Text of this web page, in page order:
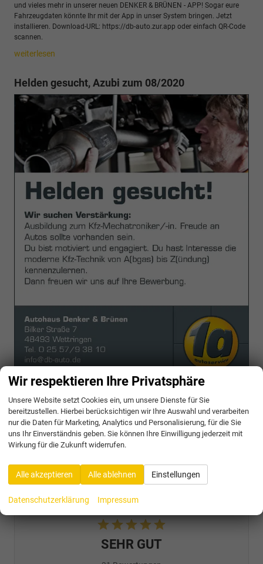
und vieles mehr in unserer neuen DENKER & BRÜNEN - APP! Sogar eure
Fahrzeugdaten könnte Ihr mit der App in unser System bringen. Jetzt
installieren. Download-URL: https://db-auto.zur.app oder einfach QR-Code
scannen.
weiterlesen
Helden gesucht, Azubi zum 08/2020
25.6.2020
Wir suchen auch in diesem Jahr einen Azubi der Freude am Automobil
hat. Solltest du motiviert und engagiert sein, bring uns deine Bewerbung.
weiterlesen
4,9
SEHR GUT
Wir respektieren Ihre Privatsphäre
Unsere Website setzt Cookies ein, um unsere Dienste für Sie
bereitzustellen. Hierbei berücksichtigen wir Ihre Auswahl und verarbeiten
nur die Daten für Marketing, Analytics und Personalisierung, für die Sie
uns Ihr Einverständnis geben. Sie können Ihre Einwilligung jederzeit mit
Wirkung für die Zukunft widerrufen.
Alle akzeptieren Alle ablehnen Einstellungen
Datenschutzerklärung Impressum